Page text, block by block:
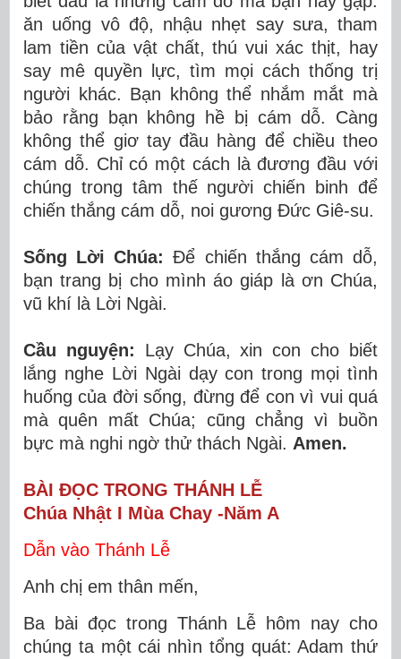
ăn uống vô độ, nhậu nhẹt say sưa, tham
lam tiền của vật chất, thú vui xác thịt, hay
say mê quyền lực, tìm mọi cách thống trị
người khác. Bạn không thể nhắm mắt mà
bảo rằng bạn không hề bị cám dỗ. Càng
không thể giơ tay đầu hàng để chiều theo
cám dỗ. Chỉ có một cách là đương đầu với
chúng trong tâm thế người chiến binh để
chiến thắng cám dỗ, noi gương Đức Giê-su.
Sống Lời Chúa: Để chiến thắng cám dỗ,
bạn trang bị cho mình áo giáp là ơn Chúa,
vũ khí là Lời Ngài.
Cầu nguyện: Lạy Chúa, xin con cho biết
lắng nghe Lời Ngài dạy con trong mọi tình
huống của đời sống, đừng để con vì vui quá
mà quên mất Chúa; cũng chẳng vì buồn
bực mà nghi ngờ thử thách Ngài. Amen.
BÀI ĐỌC TRONG THÁNH LỄ
Chúa Nhật I Mùa Chay -Năm A
Dẫn vào Thánh Lễ
Anh chị em thân mến,
Ba bài đọc trong Thánh Lễ hôm nay cho
chúng ta một cái nhìn tổng quát: Adam thứ